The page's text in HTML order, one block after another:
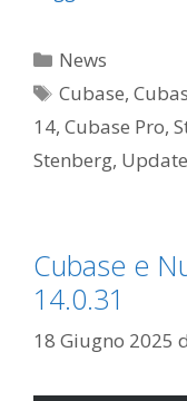
Categorie
News
Tag
Cubase,
14, Cubase Pro,
Stenberg, Update
Cubase e
14.0.31
18 Giugno 2025